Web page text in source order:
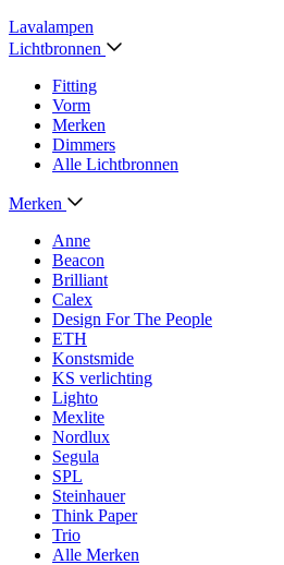
Lavalampen
Lichtbronnen
Fitting
Vorm
Merken
Dimmers
Alle Lichtbronnen
Merken
Anne
Beacon
Brilliant
Calex
Design For The People
ETH
Konstsmide
KS verlichting
Lighto
Mexlite
Nordlux
Segula
SPL
Steinhauer
Think Paper
Trio
Alle Merken